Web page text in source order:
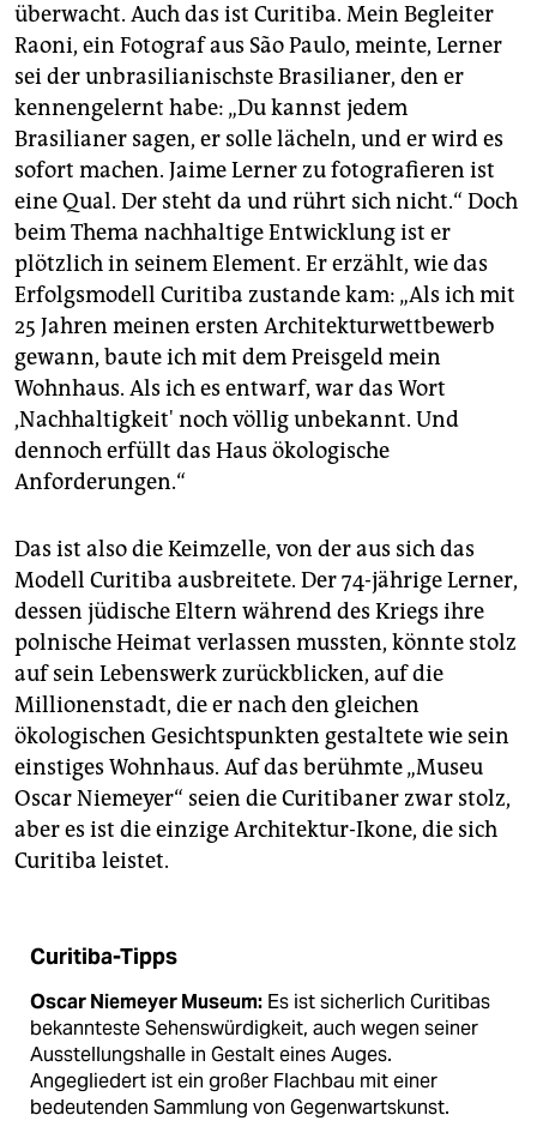
überwacht. Auch das ist Curitiba. Mein Begleiter
Raoni, ein Fotograf aus São Paulo, meinte, Lerner
sei der unbrasilianischste Brasilianer, den er
kennengelernt habe: „Du kannst jedem
Brasilianer sagen, er solle lächeln, und er wird es
sofort machen. Jaime Lerner zu fotografieren ist
eine Qual. Der steht da und rührt sich nicht.“ Doch
beim Thema nachhaltige Entwicklung ist er
plötzlich in seinem Element. Er erzählt, wie das
Erfolgsmodell Curitiba zustande kam: „Als ich mit
25 Jahren meinen ersten Architekturwettbewerb
gewann, baute ich mit dem Preisgeld mein
Wohnhaus. Als ich es entwarf, war das Wort
,Nachhaltigkeit' noch völlig unbekannt. Und
dennoch erfüllt das Haus ökologische
Anforderungen.“
Das ist also die Keimzelle, von der aus sich das
Modell Curitiba ausbreitete. Der 74-jährige Lerner,
dessen jüdische Eltern während des Kriegs ihre
polnische Heimat verlassen mussten, könnte stolz
auf sein Lebenswerk zurückblicken, auf die
Millionenstadt, die er nach den gleichen
ökologischen Gesichtspunkten gestaltete wie sein
einstiges Wohnhaus. Auf das berühmte „Museu
Oscar Niemeyer“ seien die Curitibaner zwar stolz,
aber es ist die einzige Architektur-Ikone, die sich
Curitiba leistet.
Curitiba-Tipps
Oscar Niemeyer Museum: Es ist sicherlich Curitibas
bekannteste Sehenswürdigkeit, auch wegen seiner
Ausstellungshalle in Gestalt eines Auges.
Angegliedert ist ein großer Flachbau mit einer
bedeutenden Sammlung von Gegenwartskunst.